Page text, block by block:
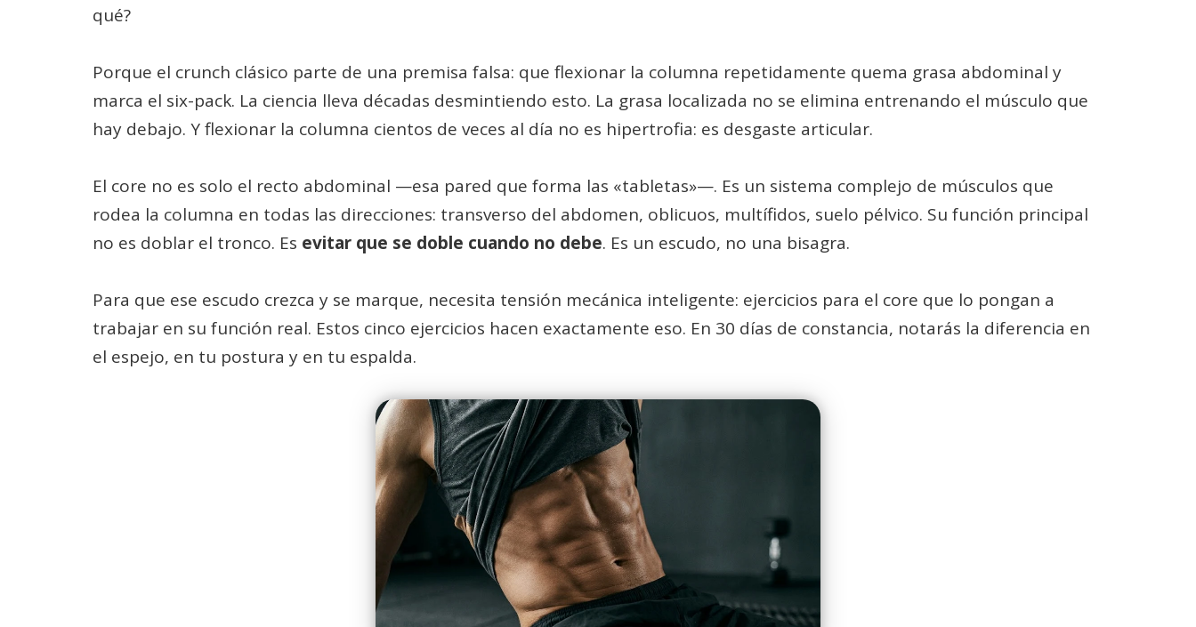
qué?
Porque el crunch clásico parte de una premisa falsa: que flexionar la columna repetidamente quema grasa abdominal y
marca el six-pack. La ciencia lleva décadas desmintiendo esto. La grasa localizada no se elimina entrenando el músculo que
hay debajo. Y flexionar la columna cientos de veces al día no es hipertrofia: es desgaste articular.
El core no es solo el recto abdominal —esa pared que forma las «tabletas»—. Es un sistema complejo de músculos que
rodea la columna en todas las direcciones: transverso del abdomen, oblicuos, multífidos, suelo pélvico. Su función principal
no es doblar el tronco. Es evitar que se doble cuando no debe. Es un escudo, no una bisagra.
Para que ese escudo crezca y se marque, necesita tensión mecánica inteligente: ejercicios para el core que lo pongan a
trabajar en su función real. Estos cinco ejercicios hacen exactamente eso. En 30 días de constancia, notarás la diferencia en
el espejo, en tu postura y en tu espalda.